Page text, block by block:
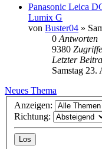
Panasonic Leica
Lumix G
von Buster04 »
0 Antworten
9380 Zugriffe
Letzter
Samstag 23.
Neues Thema
Anzeigen:
Richtung: